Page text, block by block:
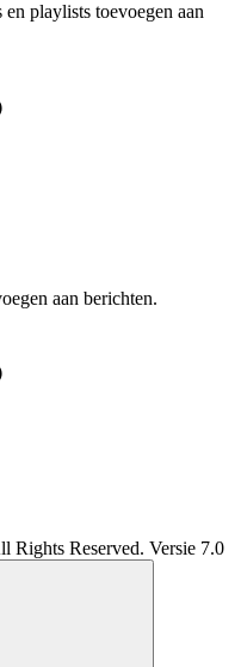
playlists toevoegen aan
aan berichten.
Rights Reserved. Versie 7.0